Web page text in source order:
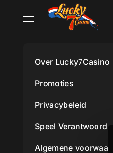
Over Lucky7Casino
Promoties
Privacybeleid
Speel Verantwoord
Algemene